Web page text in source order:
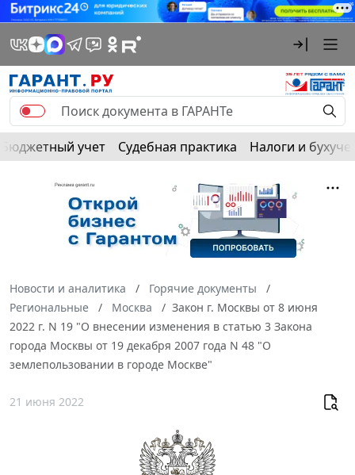
Бюджетный учет Судебная практика Налоги и
Новости и аналитика
Горячие документы
Региональные
Москва
Закон г. Москвы от 8 июня
2022 г. N 19 "О внесении изменения в статью 3 Закона
города Москвы от 19 декабря 2007 года N 48 "О
землепользовании в городе Москве"
21 июня 2022